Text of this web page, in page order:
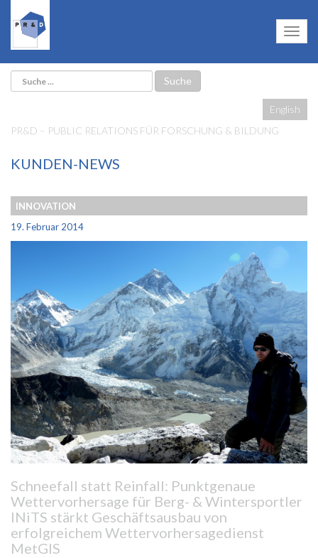
English
PR&D – PUBLIC RELATIONS FÜR FORSCHUNG & BILDUNG
KUNDEN-NEWS
INNOVATION
19. Februar 2014
Schneefall statt Reinfall: Punktgenaue
Wettervorhersage für Berg- & Wintersportler
INiTS stärkt Geschäftsausbau von
erfolgreichem Wettervorhersagedienst
MetGIS